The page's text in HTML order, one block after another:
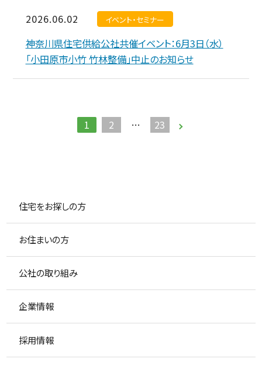
2026.06.02 イベント・セミナー
神奈川県住宅供給公社共催イベント：6月3日（水）
「小田原市小竹 竹林整備」中止のお知らせ
1 2 … 23
住宅をお探しの方
お住まいの方
公社の取り組み
企業情報
採用情報